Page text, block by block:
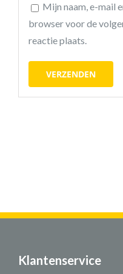
Mijn naam, e-mail
browser voor de
reactie plaats.
Klantenservice